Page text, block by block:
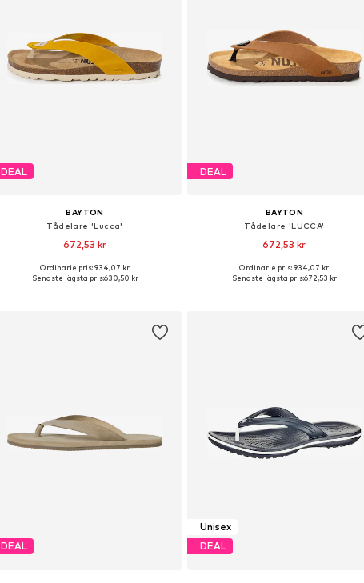
DEAL
BAYTON
Tådelare 'Lucca'
672,53 kr
Tillgängliga storlekar: 41, 42, 43, 44, 45
Ordinarie pris: 934,07 kr
Senaste lägsta pris:630,50 kr
DEAL
BAYTON
Tådelare 'LUCCA'
672,53 kr
Tillgängliga storlekar: 41, 42, 43, 44, 45
Ordinarie pris: 934,07 kr
Senaste lägsta pris:672,53 kr
DEAL
Unisex
DEAL